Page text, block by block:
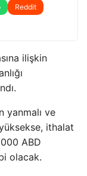
Reddit
ilişkin
yanmalı ve
ithalat
ABD
olacak.